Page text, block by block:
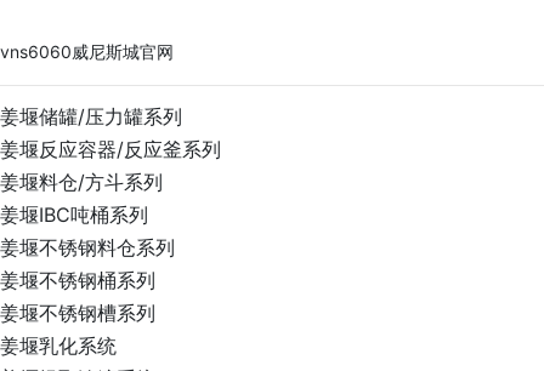
vns6060威尼斯城官网
姜堰储罐/压力罐系列
姜堰反应容器/反应釜系列
姜堰料仓/方斗系列
姜堰IBC吨桶系列
姜堰不锈钢料仓系列
姜堰不锈钢桶系列
姜堰不锈钢槽系列
姜堰乳化系统